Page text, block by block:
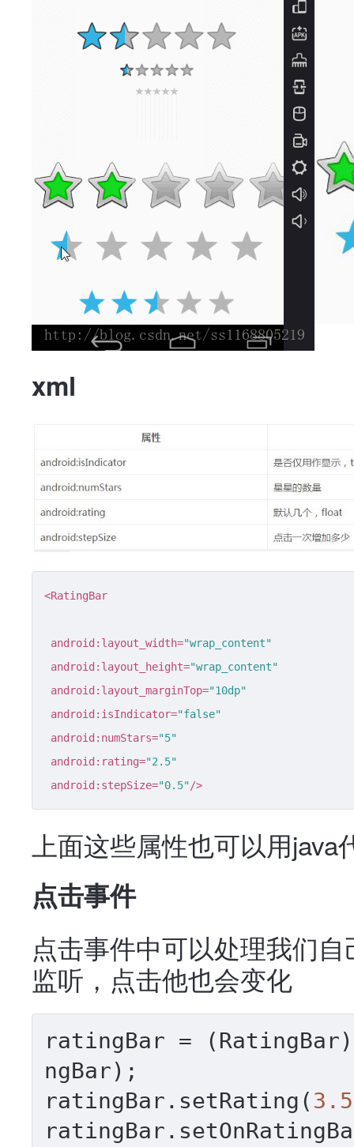
xml
<RatingBar
android:layout_width="wrap_content"
android:layout_height="wrap_content"
android:layout_marginTop="10dp"
android:isIndicator="false"
android:numStars="5"
android:rating="2.5"
android:stepSize="0.5"/>
上面这些属性也可以用java
点击事件
点击事件中可以处理我们
监听，点击他也会变化
ratingBar =
ngBar);
ratingBar.setRating(